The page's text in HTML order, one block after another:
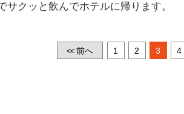
サクッと飲んでホテルに帰ります。
<<前へ 1 2 3 4